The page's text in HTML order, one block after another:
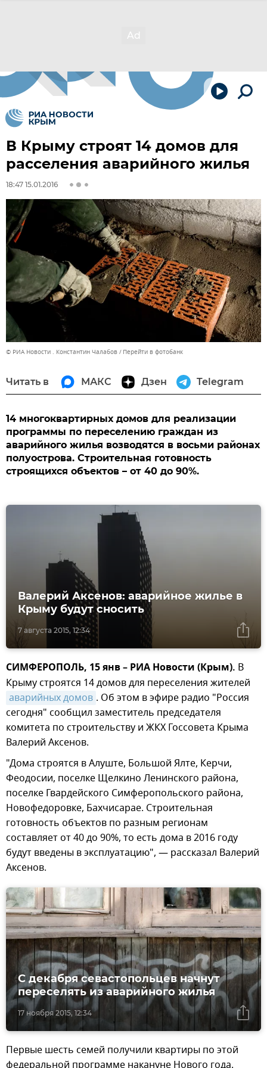
В Крыму строят 14 домов для
расселения аварийного жилья
18:47 15.01.2016
© РИА Новости . Константин Чалабов Перейти в фотобанк
Читать в МАКС Дзен Telegram
14 многоквартирных домов для реализации
программы по переселению граждан из
аварийного жилья возводятся в восьми районах
полуострова. Строительная готовность
строящихся объектов – от 40 до 90%.
7 августа 2015, 12:34
Валерий Аксенов: аварийное жилье в
Крыму будут сносить
СИМФЕРОПОЛЬ, 15 янв – РИА Новости (Крым). В
Крыму строятся 14 домов для переселения жителей
аварийных домов . Об этом в эфире радио "Россия
сегодня" сообщил заместитель председателя
комитета по строительству и ЖКХ Госсовета Крыма
Валерий Аксенов.
"Дома строятся в Алуште, Большой Ялте, Керчи,
Феодосии, поселке Щелкино Ленинского района,
поселке Гвардейского Симферопольского района,
Новофедоровке, Бахчисарае. Строительная
готовность объектов по разным регионам
составляет от 40 до 90%, то есть дома в 2016 году
будут введены в эксплуатацию", — рассказал Валерий
Аксенов.
17 ноября 2015, 12:34
С декабря севастопольцев начнут
переселять из аварийного жилья
Первые шесть семей получили квартиры по этой
федеральной программе накануне Нового года.